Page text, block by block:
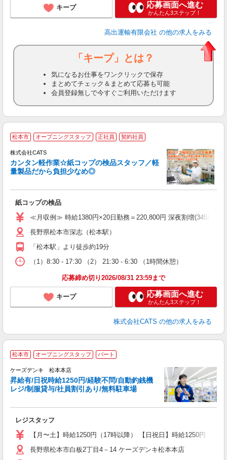
キープ 応募画面へ進む
かんたん3ステップ！
高出運輸有限会社 の他の求人をみる
「キープ」とは？
気になるお仕事をワンクリックで保存
まとめてチェック＆まとめて応募も可能
会員登録無しで今すぐご利用いただけます
松本市 オープニングスタッフ 正社員 契約社員
株式会社CATS
カンタン軽作業☆紙コップの検品スタッフ／軽
量製品だから負担少なめ◎
紙コップの検品
≪月収例≫ 時給1380円×20日勤務＝220,800円 深夜割増(345円
長野県松本市深志（松本駅）
「松本駅」より徒歩約19分
（1）8:30 - 17:30 （2） 21:30 - 6:30 （1時間休憩）
応募締め切り2026/08/31 23:59まで
キープ 応募画面へ進む
かんたん3ステップ！
株式会社CATS の他の求人をみる
松本市 オープニングスタッフ パート
ケーズデンキ 松本本店
昇給有/日祝時給1250円/経験不問/自動釣銭機
レジ/制服貸与/社員割引あり/無料駐車場
レジスタッフ
【月〜土】時給1250円（17時以降） 【日祝日】時給1250円（
長野県松本市白板2丁目4－14 ケーズデンキ松本本店